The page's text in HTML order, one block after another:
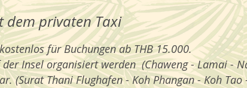
privaten Taxi
für Buchungen ab THB 15.000.
Insel organisiert werden (Chaweng - Lamai -
(Surat Thani Flughafen - Koh Phangan - Koh Tao